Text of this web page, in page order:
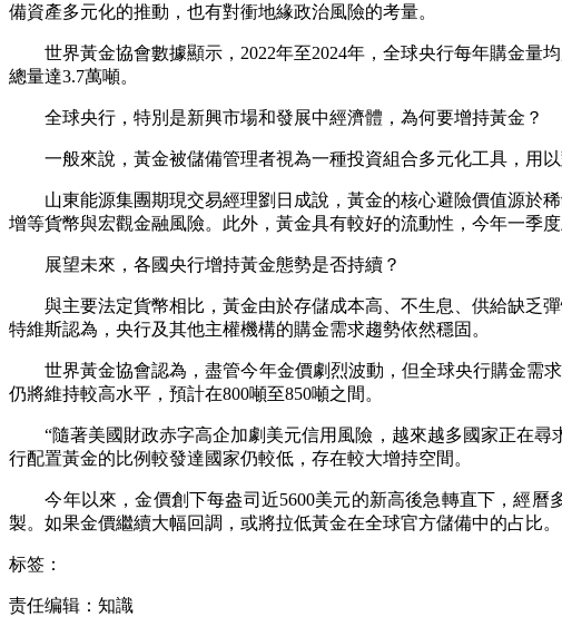
備資產多元化的推動，也有對衝地緣政治風險的考量。
世界黃金協會數據顯示，2022年至2024年，全球央行每年購金量均
總量達3.7萬噸。
全球央行，特別是新興市場和發展中經濟體，為何要增持黃金？
一般來說，黃金被儲備管理者視為一種投資組合多元化工具，用以
山東能源集團期現交易經理劉日成說，黃金的核心避險價值源於稀
增等貨幣與宏觀金融風險。此外，黃金具有較好的流動性，今年一季
展望未來，各國央行增持黃金態勢是否持續？
與主要法定貨幣相比，黃金由於存儲成本高、不生息、供給缺乏彈
特維斯認為，央行及其他主權機構的購金需求趨勢依然穩固。
世界黃金協會認為，盡管今年金價劇烈波動，但全球央行購金需求
仍將維持較高水平，預計在800噸至850噸之間。
“隨著美國財政赤字高企加劇美元信用風險，越來越多國家正在尋
行配置黃金的比例較發達國家仍較低，存在較大增持空間。
今年以來，金價創下每盎司近5600美元的新高後急轉直下，經曆
製。如果金價繼續大幅回調，或將拉低黃金在全球官方儲備中的占比。
标签：
责任编辑：知識